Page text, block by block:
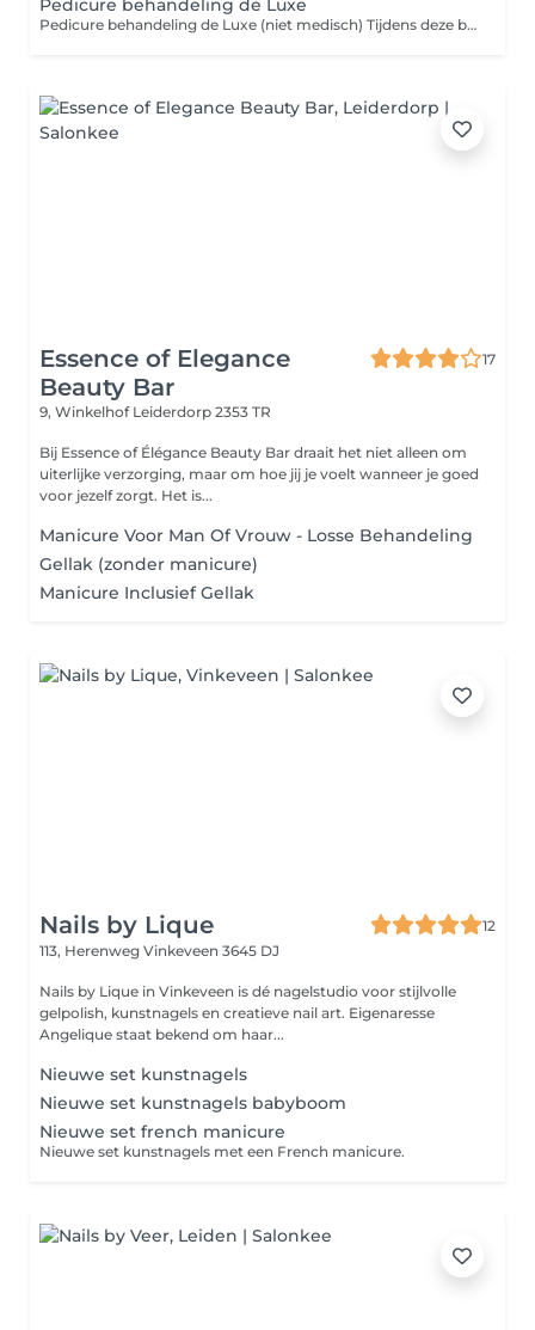
Pedicure behandeling de Luxe
Pedicure behandeling de Luxe (niet medisch) Tijdens deze behandeling worden je nagels professioneel geknipt, verzorgd en nagelomgeving schoongemaakt, eventuele eelt en likdoorn (maximaal 1) verwijderd. De behandeling wordt afgesloten met een voetmassage met een verzorgende crème, zodat je voeten er weer fris, gezond en verzorgd uitzien. Perfect als regelmatig onderhoud of als verwen moment voor jezelf!
Essence of Elegance
Beauty Bar
17
9, Winkelhof Leiderdorp 2353 TR
Bij Essence of Élégance Beauty Bar draait het niet alleen om
uiterlijke verzorging, maar om hoe jij je voelt wanneer je goed
voor jezelf zorgt. Het is...
Manicure Voor Man Of Vrouw - Losse Behandeling
Gellak (zonder manicure)
Manicure Inclusief Gellak
Nails by Lique
12
113, Herenweg Vinkeveen 3645 DJ
Nails by Lique in Vinkeveen is dé nagelstudio voor stijlvolle
gelpolish, kunstnagels en creatieve nail art. Eigenaresse
Angelique staat bekend om haar...
Nieuwe set kunstnagels
Nieuwe set kunstnagels babyboom
Nieuwe set french manicure
Nieuwe set kunstnagels met een French manicure.